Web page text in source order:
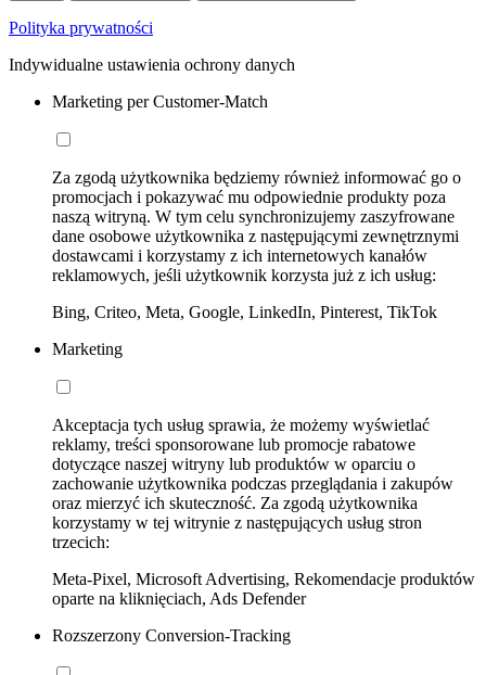
Polityka prywatności
Indywidualne ustawienia ochrony danych
Marketing per Customer-Match
Za zgodą użytkownika będziemy również informować go o
promocjach i pokazywać mu odpowiednie produkty poza
naszą witryną. W tym celu synchronizujemy zaszyfrowane
dane osobowe użytkownika z następującymi zewnętrznymi
dostawcami i korzystamy z ich internetowych kanałów
reklamowych, jeśli użytkownik korzysta już z ich usług:
Bing, Criteo, Meta, Google, LinkedIn, Pinterest, TikTok
Marketing
Akceptacja tych usług sprawia, że możemy wyświetlać
reklamy, treści sponsorowane lub promocje rabatowe
dotyczące naszej witryny lub produktów w oparciu o
zachowanie użytkownika podczas przeglądania i zakupów
oraz mierzyć ich skuteczność. Za zgodą użytkownika
korzystamy w tej witrynie z następujących usług stron
trzecich:
Meta-Pixel, Microsoft Advertising, Rekomendacje produktów
oparte na kliknięciach, Ads Defender
Rozszerzony Conversion-Tracking